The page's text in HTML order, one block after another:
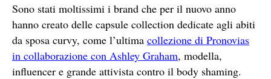
Sono stati moltissimi i brand che per il nuovo anno
hanno creato delle capsule collection dedicate agli abiti
da sposa curvy, come l’ultima collezione di Pronovias
in collaborazione con Ashley Graham, modella,
influencer e grande attivista contro il body shaming.